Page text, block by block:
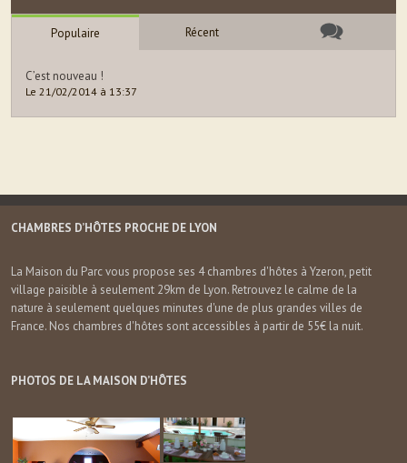
Populaire Récent
C’est nouveau !
Le 21/02/2014 à 13:37
CHAMBRES D’HÔTES PROCHE DE LYON
La Maison du Parc vous propose ses 4 chambres d'hôtes à Yzeron, petit
village paisible à seulement 29km de Lyon. Retrouvez le calme de la
nature à seulement quelques minutes d'une de plus grandes villes de
France. Nos chambres d'hôtes sont accessibles à partir de 55€ la nuit.
PHOTOS DE LA MAISON D’HÔTES